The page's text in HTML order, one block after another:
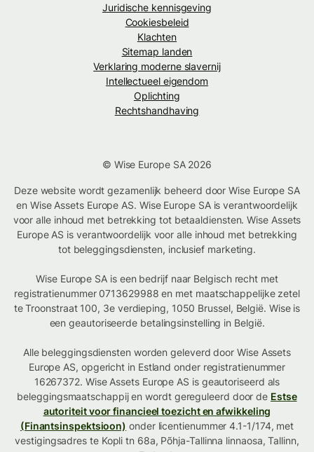
Juridische kennisgeving
Cookiesbeleid
Klachten
Sitemap landen
Verklaring moderne slavernij
Intellectueel eigendom
Oplichting
Rechtshandhaving
© Wise Europe SA 2026
Deze website wordt gezamenlijk beheerd door Wise Europe SA
en Wise Assets Europe AS. Wise Europe SA is verantwoordelijk
voor alle inhoud met betrekking tot betaaldiensten. Wise Assets
Europe AS is verantwoordelijk voor alle inhoud met betrekking
tot beleggingsdiensten, inclusief marketing.
Wise Europe SA is een bedrijf naar Belgisch recht met
registratienummer 0713629988 en met maatschappelijke zetel
te Troonstraat 100, 3e verdieping, 1050 Brussel, België. Wise is
een geautoriseerde betalingsinstelling in België.
Alle beleggingsdiensten worden geleverd door Wise Assets
Europe AS, opgericht in Estland onder registratienummer
16267372. Wise Assets Europe AS is geautoriseerd als
beleggingsmaatschappij en wordt gereguleerd door de Estse
autoriteit voor financieel toezicht en afwikkeling
(Finantsinspektsioon) onder licentienummer 4.1-1/174, met
vestigingsadres te Kopli tn 68a, Põhja-Tallinna linnaosa, Tallinn,